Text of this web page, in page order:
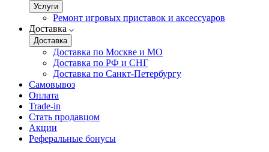
Услуги
Ремонт игровых приставок и аксессуаров
Доставка
Доставка
Доставка по Москве и МО
Доставка по РФ и СНГ
Доставка по Санкт-Петербургу
Самовывоз
Оплата
Trade-in
Стать продавцом
Акции
Реферальные бонусы